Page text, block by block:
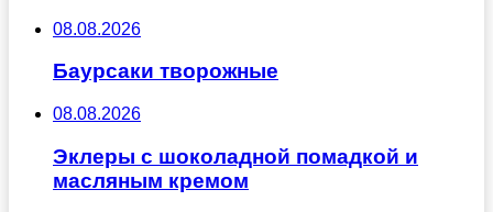
08.08.2026
Баурсаки творожные
08.08.2026
Эклеры с шоколадной помадкой и
масляным кремом